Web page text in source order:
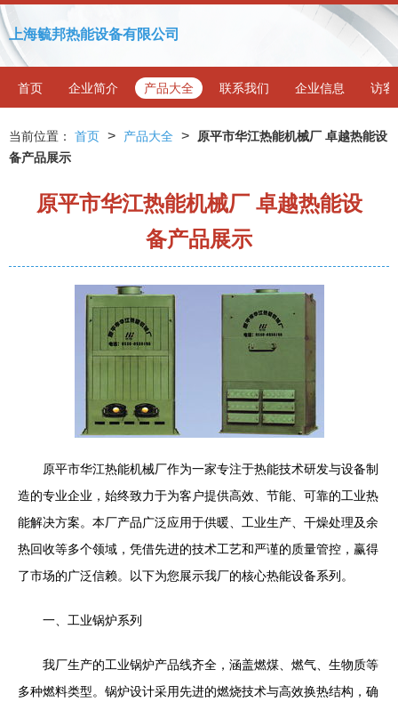
上海毓邦热能设备有限公司
首页 企业简介 产品大全 联系我们 企业信息 访客
当前位置： 首页 > 产品大全 >
原平市华江热能机械厂 卓越热能设
备产品展示
原平市华江热能机械厂 卓越热能设
备产品展示
原平市华江热能机械厂作为一家专注于热能技术研发与设备制
造的专业企业，始终致力于为客户提供高效、节能、可靠的工业热
能解决方案。本厂产品广泛应用于供暖、工业生产、干燥处理及余
热回收等多个领域，凭借先进的技术工艺和严谨的质量管控，赢得
了市场的广泛信赖。以下为您展示我厂的核心热能设备系列。
一、工业锅炉系列
我厂生产的工业锅炉产品线齐全，涵盖燃煤、燃气、生物质等
多种燃料类型。锅炉设计采用先进的燃烧技术与高效换热结构，确